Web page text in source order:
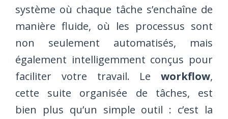
système où chaque tâche s’enchaîne de
manière fluide, où les processus sont
non seulement automatisés, mais
également intelligemment conçus pour
faciliter votre travail. Le workflow,
cette suite organisée de tâches, est
bien plus qu’un simple outil : c’est la